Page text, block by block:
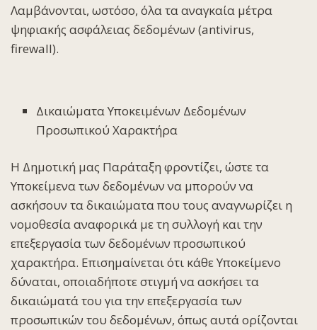
Λαμβάνονται, ωστόσο, όλα τα αναγκαία μέτρα
ψηφιακής ασφάλειας δεδομένων (antivirus,
firewall).
Δικαιώματα Υποκειμένων Δεδομένων
Προσωπικού Χαρακτήρα
Η Δημοτική μας Παράταξη φροντίζει, ώστε τα
Υποκείμενα των δεδομένων να μπορούν να
ασκήσουν τα δικαιώματα που τους αναγνωρίζει η
νομοθεσία αναφορικά με τη συλλογή και την
επεξεργασία των δεδομένων προσωπικού
χαρακτήρα. Επισημαίνεται ότι κάθε Υποκείμενο
δύναται, οποιαδήποτε στιγμή να ασκήσει τα
δικαιώματά του για την επεξεργασία των
προσωπικών του δεδομένων, όπως αυτά ορίζονται